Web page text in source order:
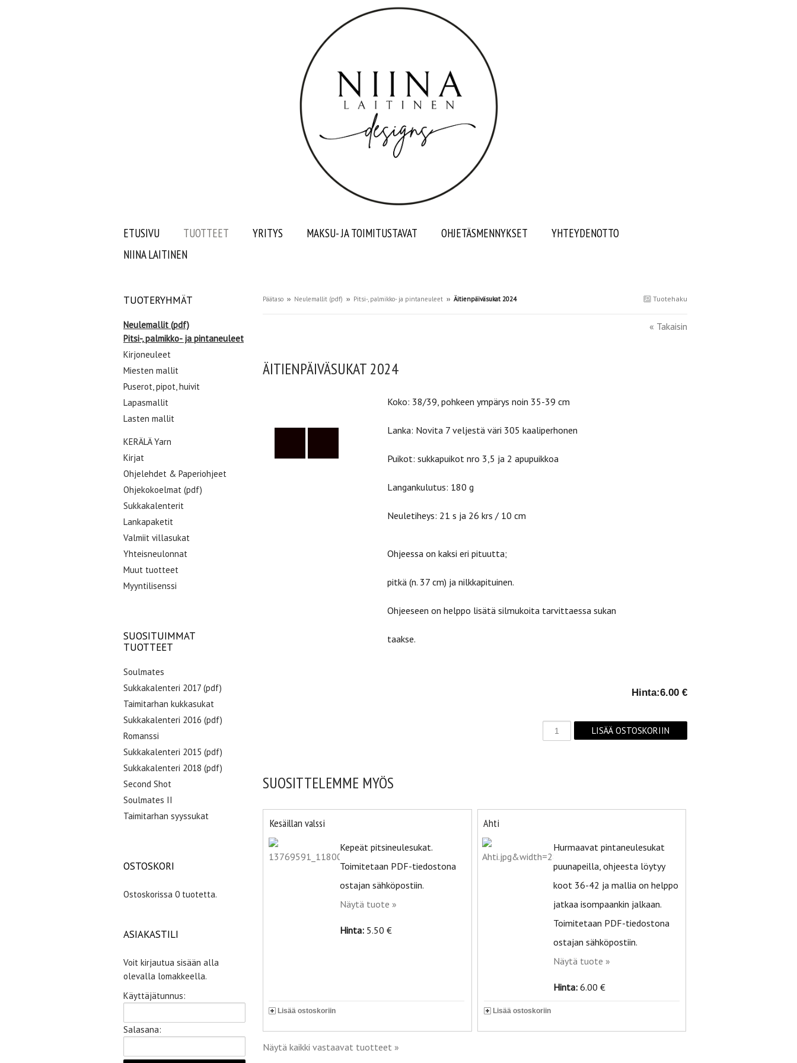
ETUSIVU TUOTTEET YRITYS MAKSU- JA TOIMITUSTAVAT OHJETÄSMENNYKSET
YHTEYDENOTTO
NIINA LAITINEN
Tuotehaku
Päätaso ›› Neulemallit (pdf) ›› Pitsi-, palmikko- ja pintaneuleet ›› Äitienpäiväsukat 2024
« Takaisin
ÄITIENPÄIVÄSUKAT 2024
Koko: 38/39, pohkeen ympärys noin 35-39 cm
Lanka: Novita 7 veljestä väri 305 kaaliperhonen
Puikot: sukkapuikot nro 3,5 ja 2 apupuikkoa
Langankulutus: 180 g
Neuletiheys: 21 s ja 26 krs / 10 cm
Ohjeessa on kaksi eri pituutta;
pitkä (n. 37 cm) ja nilkkapituinen.
Ohjeeseen on helppo lisätä silmukoita tarvittaessa sukan
taakse.
Hinta:6.00 €
SUOSITTELEMME MYÖS
Kesäillan valssi
Kepeät pitsineulesukat.
Toimitetaan PDF-tiedostona
ostajan sähköpostiin.
Näytä tuote »
Hinta: 5.50 €
Lisää ostoskoriin
Ahti
Hurmaavat pintaneulesukat
puunapeilla, ohjeesta löytyy
koot 36-42 ja mallia on helppo
jatkaa isompaankin jalkaan.
Toimitetaan PDF-tiedostona
ostajan sähköpostiin.
Näytä tuote »
Hinta:6.00 €
Lisää ostoskoriin
Näytä kaikki vastaavat tuotteet »
TUOTERYHMÄT
Neulemallit (pdf)
Pitsi-, palmikko- ja pintaneuleet
Kirjoneuleet
Miesten mallit
Puserot, pipot, huivit
Lapasmallit
Lasten mallit
KERÄLÄ Yarn
Kirjat
Ohjelehdet & Paperiohjeet
Ohjekokoelmat (pdf)
Sukkakalenterit
Lankapaketit
Valmiit villasukat
Yhteisneulonnat
Muut tuotteet
Myyntilisenssi
SUOSITUIMMAT
TUOTTEET
Soulmates
Sukkakalenteri 2017 (pdf)
Taimitarhan kukkasukat
Sukkakalenteri 2016 (pdf)
Romanssi
Sukkakalenteri 2015 (pdf)
Sukkakalenteri 2018 (pdf)
Second Shot
Soulmates II
Taimitarhan syyssukat
OSTOSKORI
Ostoskorissa 0 tuotetta.
ASIAKASTILI
Voit kirjautua sisään alla
olevalla lomakkeella.
Käyttäjätunnus:
Salasana: